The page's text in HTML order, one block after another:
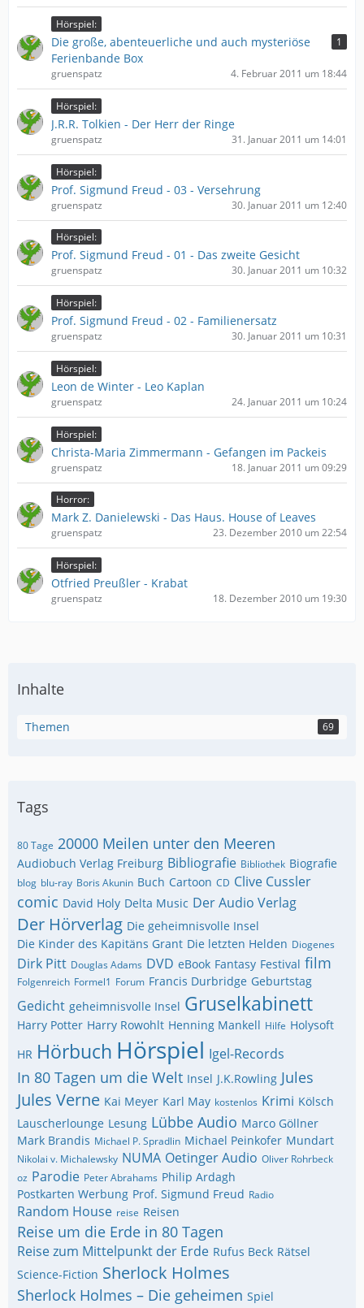
Hörspiel:
Die große, abenteuerliche und auch mysteriöse
Ferienbande Box
1
gruenspatz 4. Februar 2011 um 18:44
Hörspiel:
J.R.R. Tolkien - Der Herr der Ringe
gruenspatz 31. Januar 2011 um 14:01
Hörspiel:
Prof. Sigmund Freud - 03 - Versehrung
gruenspatz 30. Januar 2011 um 12:40
Hörspiel:
Prof. Sigmund Freud - 01 - Das zweite Gesicht
gruenspatz 30. Januar 2011 um 10:32
Hörspiel:
Prof. Sigmund Freud - 02 - Familienersatz
gruenspatz 30. Januar 2011 um 10:31
Hörspiel:
Leon de Winter - Leo Kaplan
gruenspatz 24. Januar 2011 um 10:24
Hörspiel:
Christa-Maria Zimmermann - Gefangen im Packeis
gruenspatz 18. Januar 2011 um 09:29
Horror:
Mark Z. Danielewski - Das Haus. House of Leaves
gruenspatz 23. Dezember 2010 um 22:54
Hörspiel:
Otfried Preußler - Krabat
gruenspatz 18. Dezember 2010 um 19:30
Inhalte
Themen 69
Tags
80 Tage 20000 Meilen unter den Meeren
Audiobuch Verlag Freiburg Bibliografie Bibliothek Biografie
blog blu-ray Boris Akunin Buch Cartoon CD Clive Cussler
comic David Holy Delta Music Der Audio Verlag
Der Hörverlag Die geheimnisvolle Insel
Die Kinder des Kapitäns Grant Die letzten Helden Diogenes
Dirk Pitt Douglas Adams DVD eBook Fantasy Festival film
Folgenreich Formel1 Forum Francis Durbridge Geburtstag
Gedicht geheimnisvolle Insel Gruselkabinett
Harry Potter Harry Rowohlt Henning Mankell Hilfe Holysoft
HR Hörbuch Hörspiel Igel-Records
In 80 Tagen um die Welt Insel J.K.Rowling Jules
Jules Verne Kai Meyer Karl May kostenlos Krimi Kölsch
Lauscherlounge Lesung Lübbe Audio Marco Göllner
Mark Brandis Michael P. Spradlin Michael Peinkofer Mundart
Nikolai v. Michalewsky NUMA Oetinger Audio Oliver Rohrbeck
oz Parodie Peter Abrahams Philip Ardagh
Postkarten Werbung Prof. Sigmund Freud Radio
Random House reise Reisen
Reise um die Erde in 80 Tagen
Reise zum Mittelpunkt der Erde Rufus Beck Rätsel
Science-Fiction Sherlock Holmes
Sherlock Holmes – Die geheimen Spiel